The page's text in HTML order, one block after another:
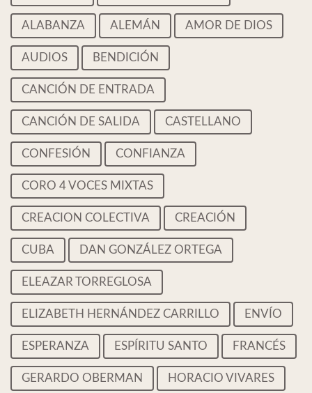
ALABANZA ALEMÁN AMOR DE DIOS
AUDIOS BENDICIÓN
CANCIÓN DE ENTRADA
CANCIÓN DE SALIDA CASTELLANO
CONFESIÓN CONFIANZA
CORO 4 VOCES MIXTAS
CREACION COLECTIVA CREACIÓN
CUBA DAN GONZÁLEZ ORTEGA
ELEAZAR TORREGLOSA
ELIZABETH HERNÁNDEZ CARRILLO ENVÍO
ESPERANZA ESPÍRITU SANTO FRANCÉS
GERARDO OBERMAN HORACIO VIVARES